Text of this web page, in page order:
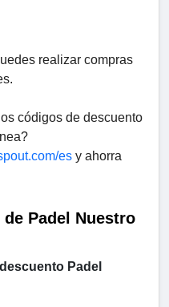
realizar compras
códigos de descuento
es y ahorra
Padel Nuestro
Padel